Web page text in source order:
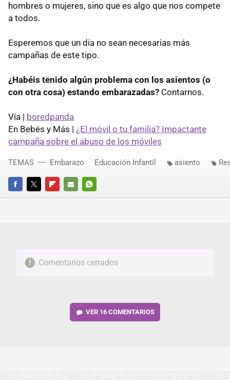
hombres o mujeres, sino que es algo que nos compete
a todos.
Esperemos que un día no sean necesarias más
campañas de este tipo.
¿Habéis tenido algún problema con los asientos (o
con otra cosa) estando embarazadas? Contarnos.
Vía | boredpanda
En Bebés y Más | ¿El móvil o tu familia? Impactante
campaña sobre el abuso de los móviles
FACEBOOKTWITTERFLIPBOARD
E-
WHATSAPP
TEMAS Embarazo Educación Infantil asiento
Comentarios cerrados
VER 16 COMENTARIOS